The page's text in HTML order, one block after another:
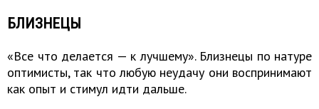
БЛИЗНЕЦЫ
«Все что делается — к лучшему». Близнецы по натуре
оптимисты, так что любую неудачу они воспринимают
как опыт и стимул идти дальше.